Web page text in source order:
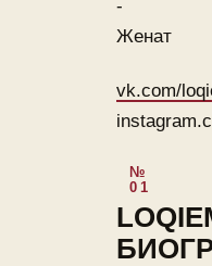
-
Женат
vk.com/